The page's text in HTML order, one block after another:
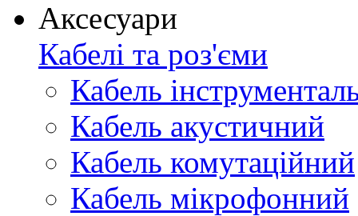
Аксесуари
Кабелі та роз'єми
Кабель
Кабель акустичний
Кабель комутаційний
Кабель мікрофонний